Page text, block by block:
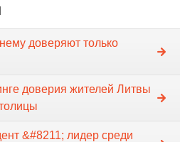
доверяют только
доверия жителей Литвы
&#8211; лидер среди